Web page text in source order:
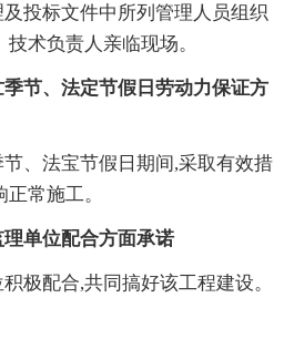
投标文件中所列管理人员组织
术负责人亲临现场。
节、法定节假日劳动力保证方
、法宝节假日期间,采取有效措
常施工。
单位配合方面承诺
极配合,共同搞好该工程建设。